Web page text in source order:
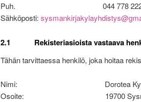
Puh. 044 778
Sähköposti:
2.1 Rekisteriasioista vastaava
Tähän tarvittaessa henkilö, joka hoitaa
Nimi: Dorotea
Osoite: 19700